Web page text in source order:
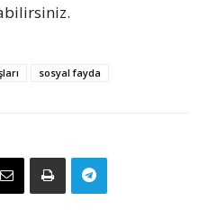
sosyal fayda